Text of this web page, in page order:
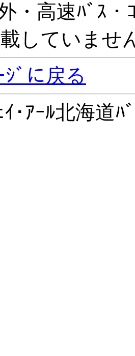
・高速ﾊﾞｽ・
していませ
ｼﾞに戻る
ｲ･ｱｰﾙ北海道